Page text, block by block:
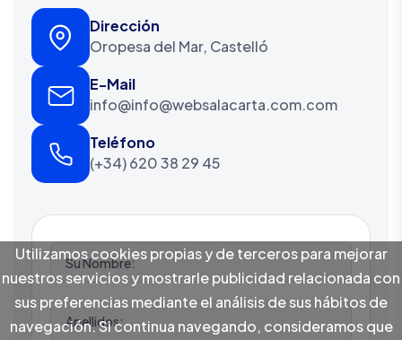
Dirección
Oropesa del Mar, Castelló
E-Mail
info@info@websalacarta.com.com
Teléfono
(+34) 620 38 29 45
Utilizamos cookies propias y de terceros para mejorar
nuestros servicios y mostrarle publicidad relacionada con
sus preferencias mediante el análisis de sus hábitos de
navegación. Si continua navegando, consideramos que